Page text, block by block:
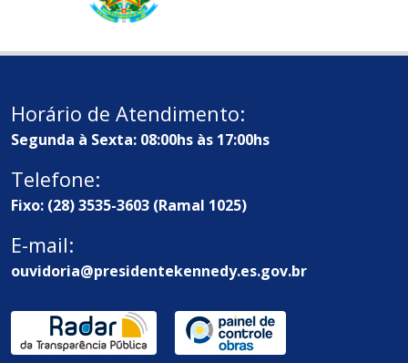
Horário de Atendimento:
Segunda à Sexta: 08:00hs às 17:00hs
Telefone:
Fixo: (28) 3535-3603 (Ramal 1025)
E-mail:
ouvidoria@presidentekennedy.es.gov.br